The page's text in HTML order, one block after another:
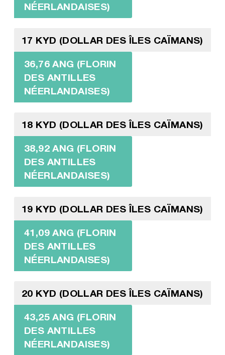
NÉERLANDAISES)
17 KYD (DOLLAR DES ÎLES CAÏMANS)
36,76 ANG (FLORIN
DES ANTILLES
NÉERLANDAISES)
18 KYD (DOLLAR DES ÎLES CAÏMANS)
38,92 ANG (FLORIN
DES ANTILLES
NÉERLANDAISES)
19 KYD (DOLLAR DES ÎLES CAÏMANS)
41,09 ANG (FLORIN
DES ANTILLES
NÉERLANDAISES)
20 KYD (DOLLAR DES ÎLES CAÏMANS)
43,25 ANG (FLORIN
DES ANTILLES
NÉERLANDAISES)